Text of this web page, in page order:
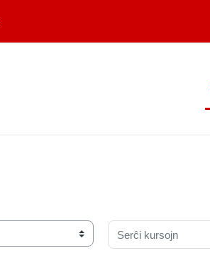
Serĉi kursojn